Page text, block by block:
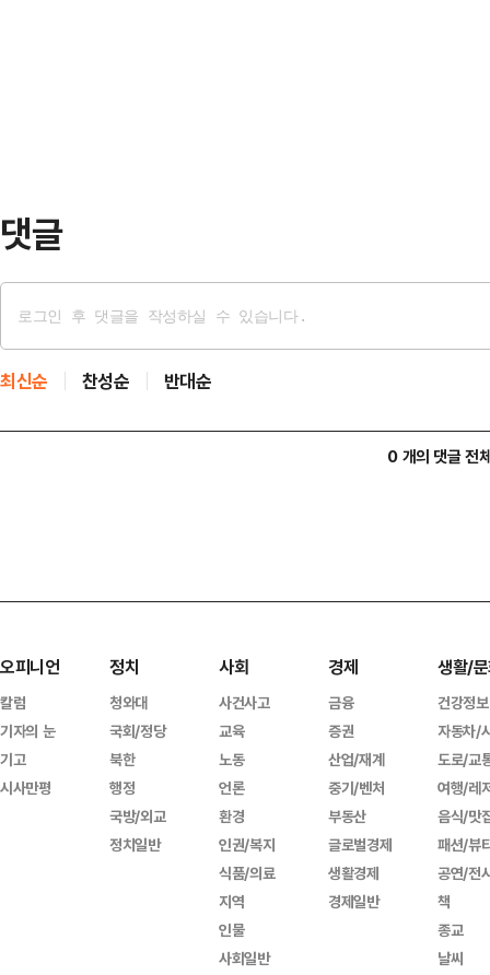
댓글
최신순 찬성순 반대순
0 개의 댓글 전
오피니언
칼럼
기자의 눈
기고
시사만평
정치
청와대
국회/정당
북한
행정
국방/외교
정치일반
사회
사건사고
교육
노동
언론
환경
인권/복지
식품/의료
지역
인물
사회일반
경제
금융
증권
산업/재계
중기/벤처
부동산
글로벌경제
생활경제
경제일반
생활/
건강정보
자동차/
도로/교
여행/레
음식/맛
패션/뷰
공연/전
책
종교
날씨